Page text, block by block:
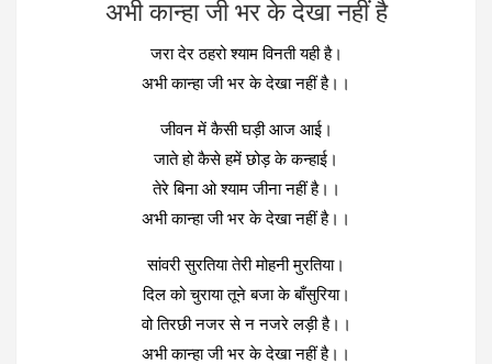
अभी कान्हा जी भर के देखा नहीं है
जरा देर ठहरो श्याम विनती यही है।
अभी कान्हा जी भर के देखा नहीं है।।
जीवन में कैसी घड़ी आज आई।
जाते हो कैसे हमें छोड़ के कन्हाई।
तेरे बिना ओ श्याम जीना नहीं है।।
अभी कान्हा जी भर के देखा नहीं है।।
सांवरी सुरतिया तेरी मोहनी मुरतिया।
दिल को चुराया तूने बजा के बाँसुरिया।
वो तिरछी नजर से न नजरे लड़ी है।।
अभी कान्हा जी भर के देखा नहीं है।।